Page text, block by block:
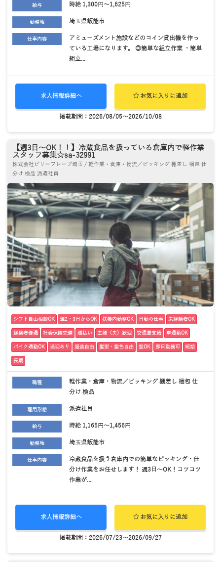
給与 時給 1,300円～1,625円
勤務地 埼玉県飯能市
仕事内容
アミューズメント施設などのコイン貸出機を作っ
ている工場になります。 ◎簡単な組立作業 ・簡単
組立...
求人情報詳細へ お気に入りに追加
掲載期間：2026/08/05～2026/10/08
【週3日～OK！！】冷蔵食品を扱っている倉庫内で軽作業
スタッフ募集☆sa-32991
株式会社ビリーフレーブ埼玉 / 軽作業・倉庫・物流／ピッキング 棚差し 梱包 仕
分け 検品 派遣社員
シフト自由相談OK 週2・3日からOK 扶養内勤務OK 日勤の仕事 未経験者OK
経験者優遇 社会保険完備 週払い 主婦（夫）歓迎 交通費支給 車通勤OK
バイク通勤OK 送迎あり 服装自由 髪型・髪色自由 髭OK 即日勤務可 短期
長期
職種
軽作業・倉庫・物流／ピッキング 棚差し 梱包 仕
分け 検品
雇用形態 派遣社員
給与 時給 1,165円～1,456円
勤務地 埼玉県飯能市
仕事内容
冷蔵食品を扱う倉庫内での簡単なピッキング・仕
分け作業をお任せします！ 週3日～OK！コツコツ
作業が...
求人情報詳細へ お気に入りに追加
掲載期間：2026/07/23～2026/09/27